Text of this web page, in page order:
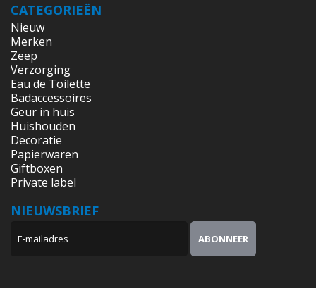
CATEGORIEËN
Nieuw
Merken
Zeep
Verzorging
Eau de Toilette
Badaccessoires
Geur in huis
Huishouden
Decoratie
Papierwaren
Giftboxen
Private label
NIEUWSBRIEF